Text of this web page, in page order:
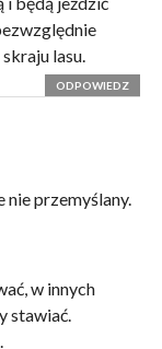
lasu.
ODPOWIEDZ
przemyślany.
w innych
stawiać.